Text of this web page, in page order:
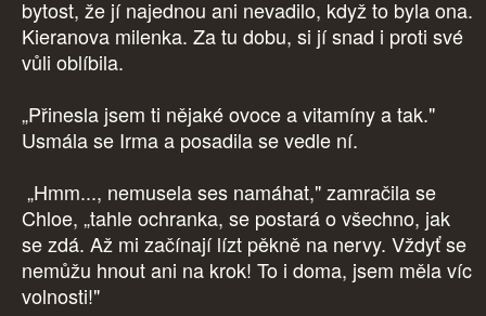
bytost, že jí najednou ani nevadilo, když to byla ona.
Kieranova milenka. Za tu dobu, si jí snad i proti své
vůli oblíbila.
„Přinesla jsem ti nějaké ovoce a vitamíny a tak."
Usmála se Irma a posadila se vedle ní.
„Hmm..., nemusela ses namáhat," zamračila se
Chloe, „tahle ochranka, se postará o všechno, jak
se zdá. Až mi začínají lízt pěkně na nervy. Vždyť se
nemůžu hnout ani na krok! To i doma, jsem měla víc
volnosti!"